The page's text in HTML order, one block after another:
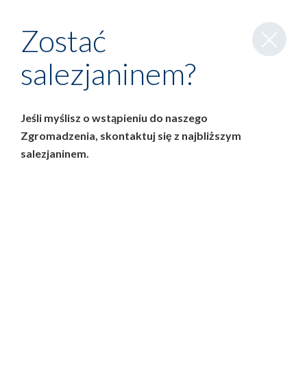
Zamknij
wpis
Zostać
salezjaninem?
Jeśli myślisz o wstąpieniu do naszego
Zgromadzenia, skontaktuj się z najbliższym
salezjaninem.